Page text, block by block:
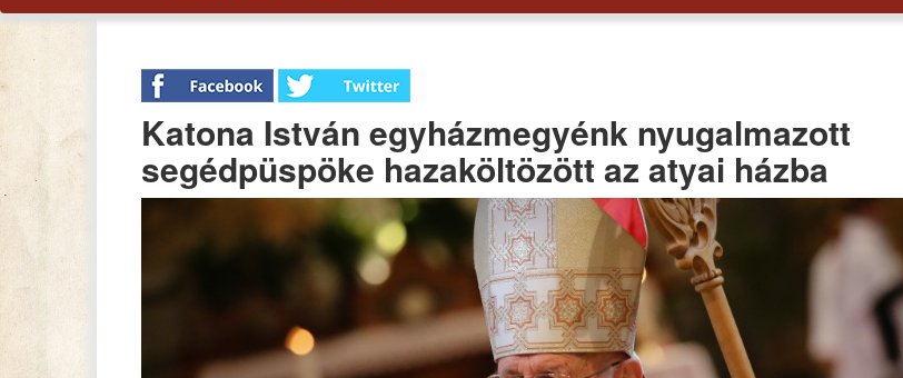
Katona István egyházmegyénk nyugalmazott
segédpüspöke hazaköltözött az atyai házba